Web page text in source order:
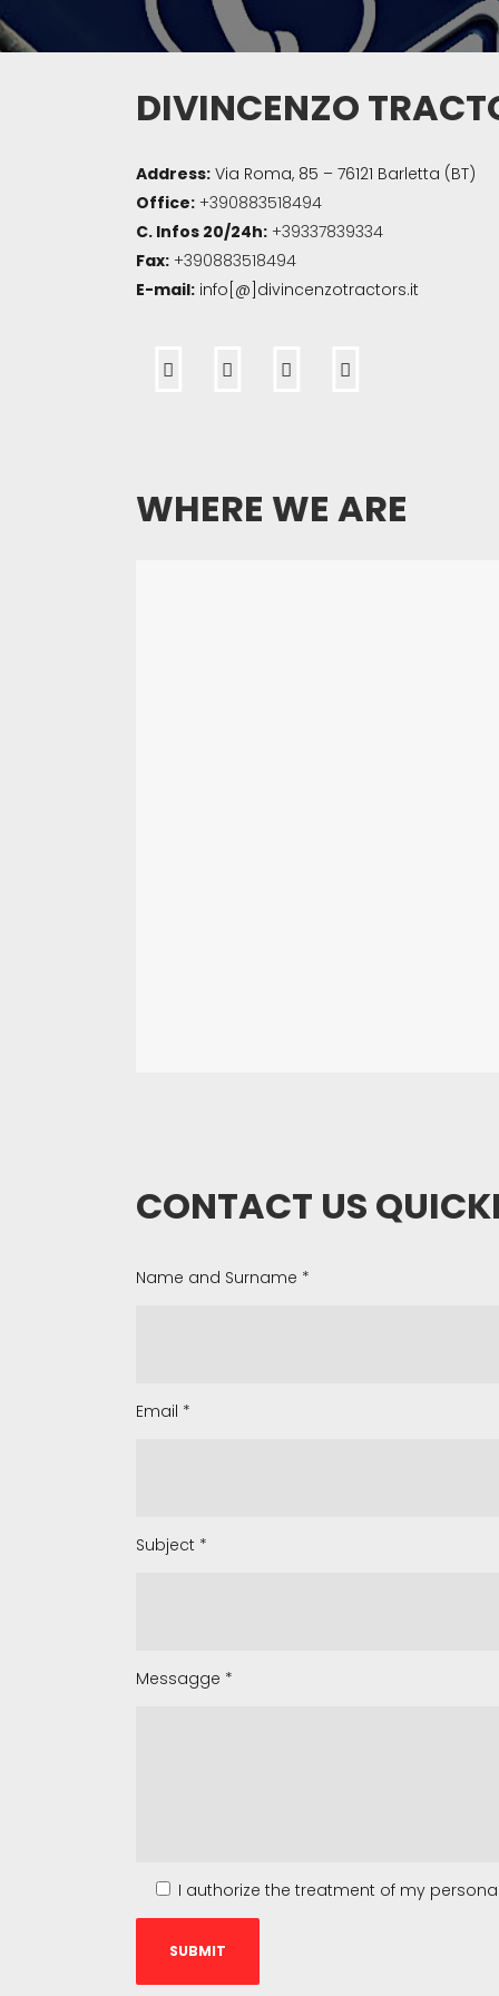
DIVINCENZO
Address: Via Roma, 85 – 76121 Barletta (BT)
Office: +390883518494
C. Infos 20/24h: +39337839334
Fax: +390883518494
E-mail: info[@]divincenzotractors.it
WHERE WE ARE
CONTACT US
Name and Surname *
Email *
Subject *
Messagge *
I authorize the treatment of my